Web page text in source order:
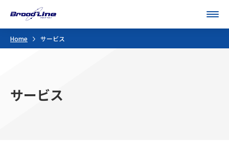
Home サービス
サービス